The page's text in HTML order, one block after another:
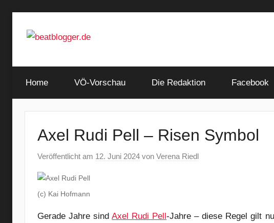
Inhalt
beatblogger.de
and
the
Home VÖ-Vorschau Die Redaktion Facebook
Axel Rudi Pell – Risen Symbol
Veröffentlicht am 12. Juni 2024 von Verena Riedl
(c) Kai Hofmann
Gerade Jahre sindAxel Rudi Pell-Jahre – diese Regel gilt